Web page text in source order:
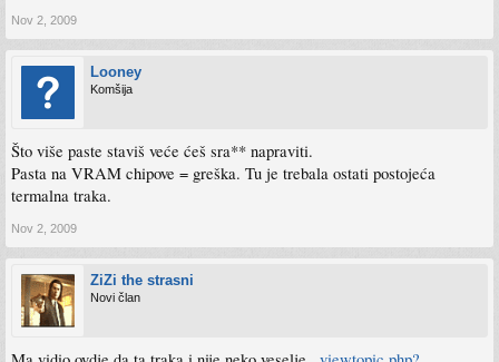
Nov 2, 2009
Looney
Komšija
Što više paste staviš veće ćeš sra** napraviti.
Pasta na VRAM chipove = greška. Tu je trebala ostati postojeća
termalna traka.
Nov 2, 2009
ZiZi the strasni
Novi član